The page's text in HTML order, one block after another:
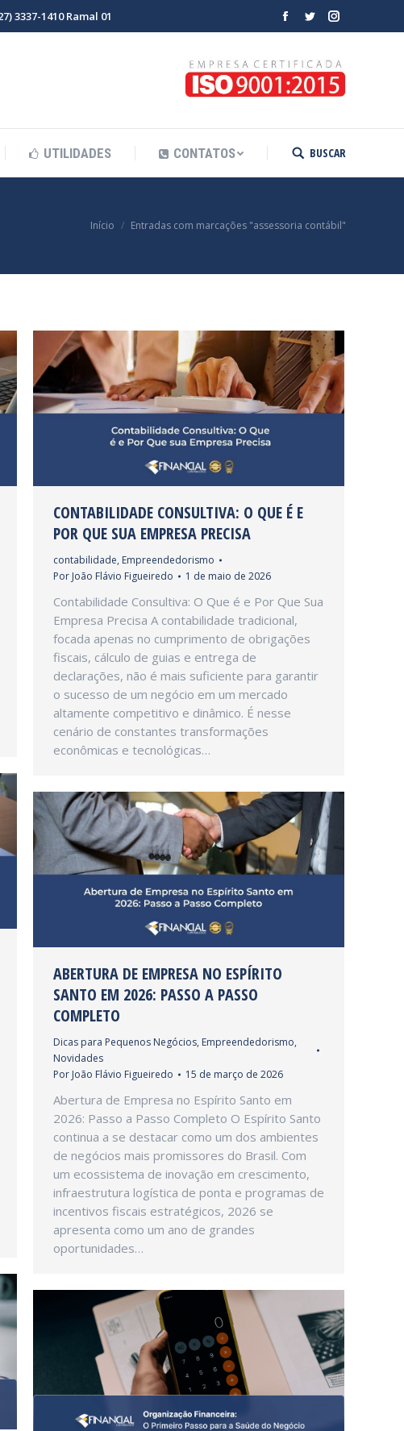
3337-1410 Ramal 01
Facebook
TwitterInstagram
UTILIDADES CONTATOS Search:
BUSCAR
Você está aqui:
Início Entradas com marcações "assessoria contábil"
CONTABILIDADE CONSULTIVA: O QUE É E
POR QUE SUA EMPRESA PRECISA
contabilidade, Empreendedorismo
Por João Flávio Figueiredo 1 de maio de 2026
Contabilidade Consultiva: O Que é e Por Que Sua
Empresa Precisa A contabilidade tradicional,
focada apenas no cumprimento de obrigações
fiscais, cálculo de guias e entrega de
declarações, não é mais suficiente para garantir
o sucesso de um negócio em um mercado
altamente competitivo e dinâmico. É nesse
cenário de constantes transformações
econômicas e tecnológicas…
ABERTURA DE EMPRESA NO ESPÍRITO
SANTO EM 2026: PASSO A PASSO
COMPLETO
Dicas para Pequenos Negócios, Empreendedorismo,
Novidades
Por João Flávio Figueiredo 15 de março de 2026
Abertura de Empresa no Espírito Santo em
2026: Passo a Passo Completo O Espírito Santo
continua a se destacar como um dos ambientes
de negócios mais promissores do Brasil. Com
um ecossistema de inovação em crescimento,
infraestrutura logística de ponta e programas de
incentivos fiscais estratégicos, 2026 se
apresenta como um ano de grandes
oportunidades…